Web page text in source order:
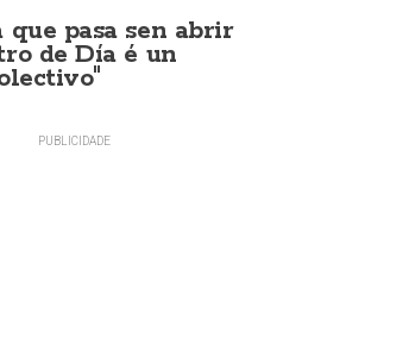
que pasa sen abrir
de Día é un